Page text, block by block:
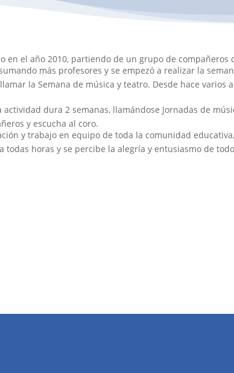
en el año 2010, partiendo de un grupo de
más profesores y se empezó a realizar la
la Semana de música y teatro. Desde hace varios
actividad dura 2 semanas, llamándose Jornadas de
y escucha al coro.
y trabajo en equipo de toda la comunidad
todas horas y se percibe la alegría y entusiasmo de